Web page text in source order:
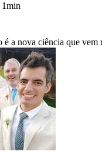
1min
é a nova ciência que